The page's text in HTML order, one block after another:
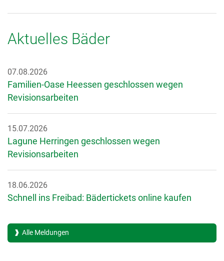
Aktuelles Bäder
07.08.2026
Familien-Oase Heessen geschlossen wegen
Revisionsarbeiten
15.07.2026
Lagune Herringen geschlossen wegen
Revisionsarbeiten
18.06.2026
Schnell ins Freibad: Bädertickets online kaufen
Alle Meldungen